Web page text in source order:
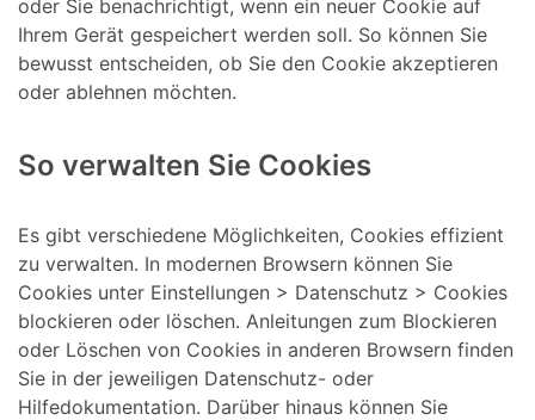
oder Sie benachrichtigt, wenn ein neuer Cookie auf
Ihrem Gerät gespeichert werden soll. So können Sie
bewusst entscheiden, ob Sie den Cookie akzeptieren
oder ablehnen möchten.
So verwalten Sie Cookies
Es gibt verschiedene Möglichkeiten, Cookies effizient
zu verwalten. In modernen Browsern können Sie
Cookies unter Einstellungen > Datenschutz > Cookies
blockieren oder löschen. Anleitungen zum Blockieren
oder Löschen von Cookies in anderen Browsern finden
Sie in der jeweiligen Datenschutz- oder
Hilfedokumentation. Darüber hinaus können Sie